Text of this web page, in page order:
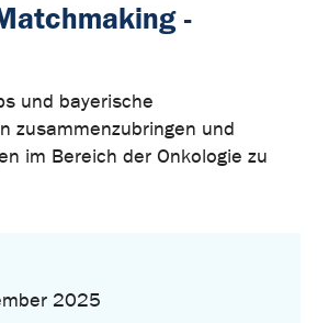
-
und bayerische
zusammenzubringen und
im Bereich der Onkologie zu
2025